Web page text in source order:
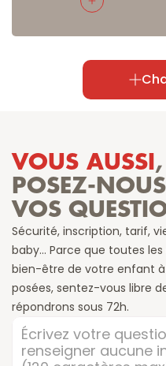
VOUS AUSSI ,
POSEZ-NOUS
VOS
Sécurité, inscription, tarif,
baby… Parce que toutes
bien-être de votre enfant
posées, sentez-vous libre
répondrons sous 72h.